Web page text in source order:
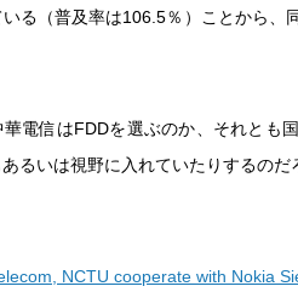
る（普及率は106.5％）ことから、
電信はFDDを選ぶのか、それとも
るいは視野に入れていたりするのだ
NCTU cooperate with Nokia